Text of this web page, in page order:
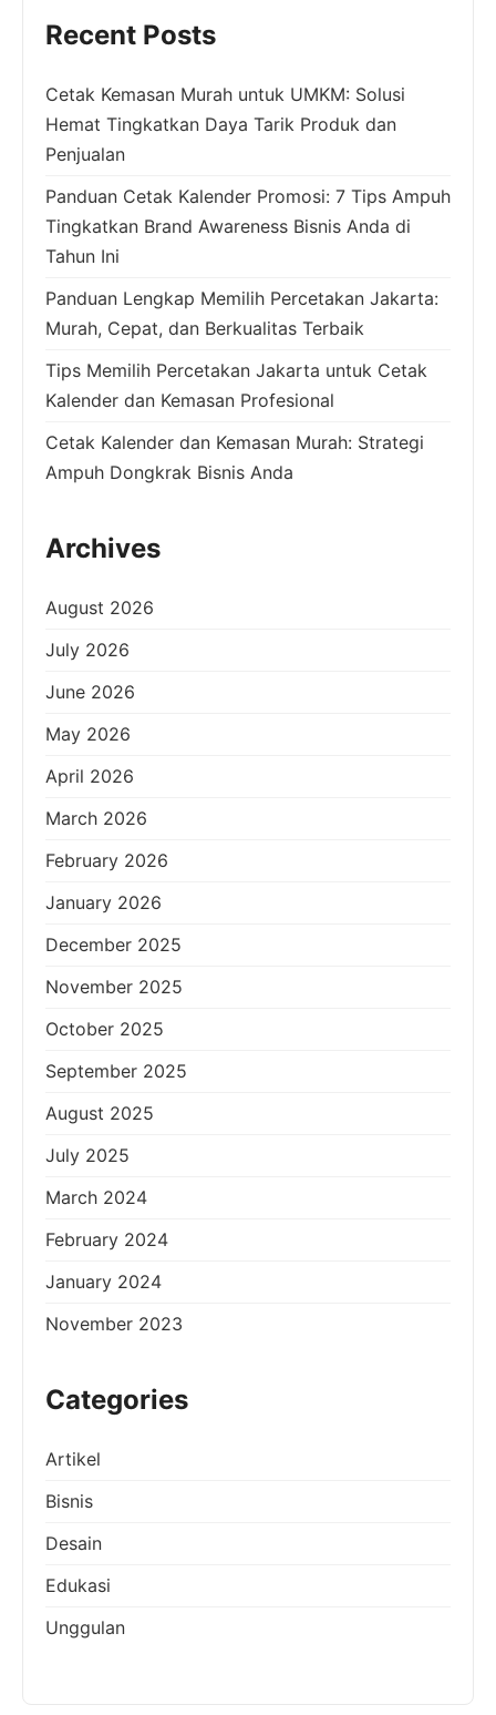
Recent Posts
Cetak Kemasan Murah untuk UMKM: Solusi
Hemat Tingkatkan Daya Tarik Produk dan
Penjualan
Panduan Cetak Kalender Promosi: 7 Tips Ampuh
Tingkatkan Brand Awareness Bisnis Anda di
Tahun Ini
Panduan Lengkap Memilih Percetakan Jakarta:
Murah, Cepat, dan Berkualitas Terbaik
Tips Memilih Percetakan Jakarta untuk Cetak
Kalender dan Kemasan Profesional
Cetak Kalender dan Kemasan Murah: Strategi
Ampuh Dongkrak Bisnis Anda
Archives
August 2026
July 2026
June 2026
May 2026
April 2026
March 2026
February 2026
January 2026
December 2025
November 2025
October 2025
September 2025
August 2025
July 2025
March 2024
February 2024
January 2024
November 2023
Categories
Artikel
Bisnis
Desain
Edukasi
Unggulan